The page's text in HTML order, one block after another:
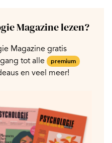
Magazine lezen?
Magazine gratis
tot alle
premium
en veel meer!